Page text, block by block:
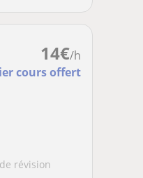
14€/h
cours offert
révision